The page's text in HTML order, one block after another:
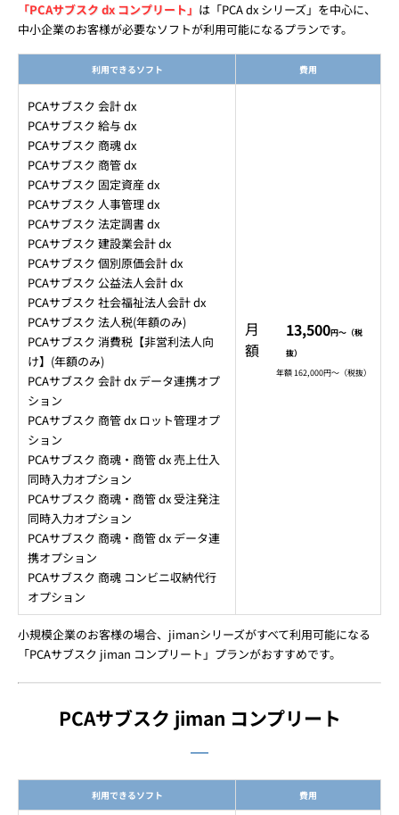
「PCAサブスク dx コンプリート」 は「PCA dx シリーズ」を中心に、
中小企業のお客様が必要なソフトが利用可能になるプランです。
利用できるソフト 費用
PCAサブスク 会計 dx
PCAサブスク 給与 dx
PCAサブスク 商魂 dx
PCAサブスク 商管 dx
PCAサブスク 固定資産 dx
PCAサブスク 人事管理 dx
PCAサブスク 法定調書 dx
PCAサブスク 建設業会計 dx
PCAサブスク 個別原価会計 dx
PCAサブスク 公益法人会計 dx
PCAサブスク 社会福祉法人会計 dx
PCAサブスク 法人税(年額のみ)
PCAサブスク 消費税【非営利法人向
け】(年額のみ)
PCAサブスク 会計 dx データ連携オプ
ション
PCAサブスク 商管 dx ロット管理オプ
ション
PCAサブスク 商魂・商管 dx 売上仕入
同時入力オプション
PCAサブスク 商魂・商管 dx 受注発注
同時入力オプション
PCAサブスク 商魂・商管 dx データ連
携オプション
PCAサブスク 商魂 コンビニ収納代行
オプション
月
額
13,500円～（税
抜）
年額 162,000円～（税抜）
小規模企業のお客様の場合、jimanシリーズがすべて利用可能になる
「PCAサブスク jiman コンプリート」プランがおすすめです。
PCAサブスク jiman コンプリート
利用できるソフト 費用